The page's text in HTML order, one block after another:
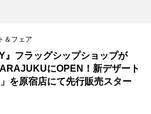
＆フェア
』フラッグシップショップが
にOPEN！新デザート
を原宿店にて先行販売スター